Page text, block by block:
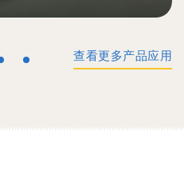
查看更多产品应用